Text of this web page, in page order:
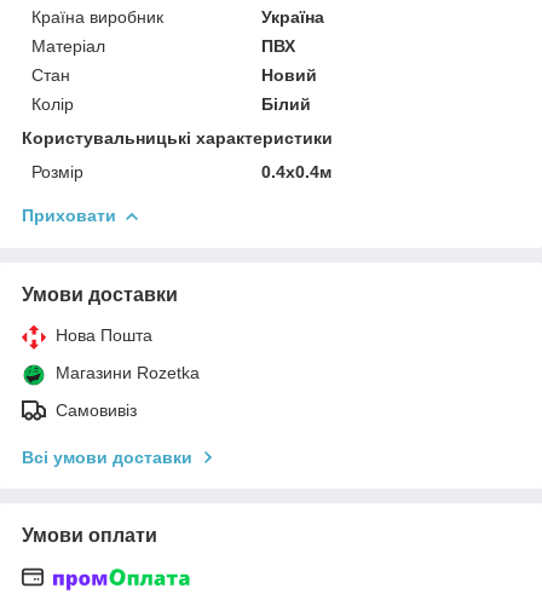
Країна виробник
Україна
Матеріал
ПВХ
Стан
Новий
Колір
Білий
Користувальницькі характеристики
Розмір
0.4x0.4м
Приховати
Умови доставки
Нова Пошта
Магазини Rozetka
Самовивіз
Всі умови доставки
Умови оплати